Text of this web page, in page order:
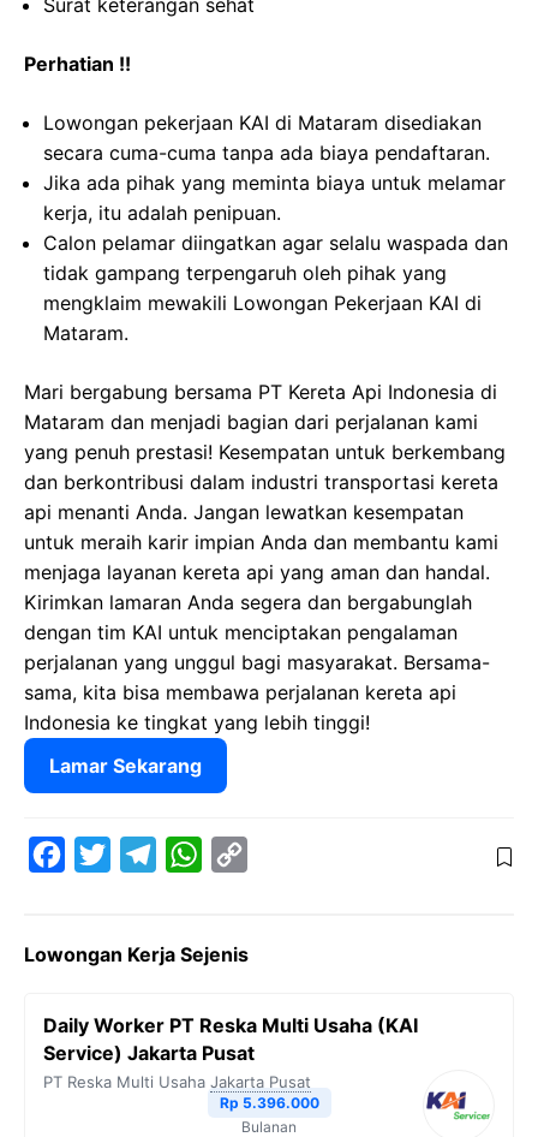
Surat keterangan sehat
Perhatian !!
Lowongan pekerjaan KAI di Mataram disediakan
secara cuma-cuma tanpa ada biaya pendaftaran.
Jika ada pihak yang meminta biaya untuk melamar
kerja, itu adalah penipuan.
Calon pelamar diingatkan agar selalu waspada dan
tidak gampang terpengaruh oleh pihak yang
mengklaim mewakili Lowongan Pekerjaan KAI di
Mataram.
Mari bergabung bersama PT Kereta Api Indonesia di
Mataram dan menjadi bagian dari perjalanan kami
yang penuh prestasi! Kesempatan untuk berkembang
dan berkontribusi dalam industri transportasi kereta
api menanti Anda. Jangan lewatkan kesempatan
untuk meraih karir impian Anda dan membantu kami
menjaga layanan kereta api yang aman dan handal.
Kirimkan lamaran Anda segera dan bergabunglah
dengan tim KAI untuk menciptakan pengalaman
perjalanan yang unggul bagi masyarakat. Bersama-
sama, kita bisa membawa perjalanan kereta api
Indonesia ke tingkat yang lebih tinggi!
Lamar Sekarang
e
o
o
t
e
r
e
r
a
W
t
A
y
i
n
k
Lowongan Kerja Sejenis
Daily Worker PT Reska Multi Usaha (KAI
Service) Jakarta Pusat
PT Reska Multi Usaha Jakarta Pusat
Rp 5.396.000
Bulanan